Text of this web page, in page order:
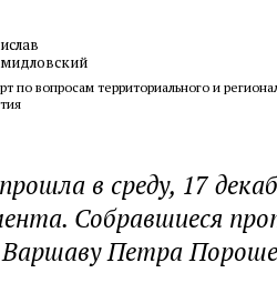
по вопросам территориального и
в среду, 17
Собравшиеся
Петра